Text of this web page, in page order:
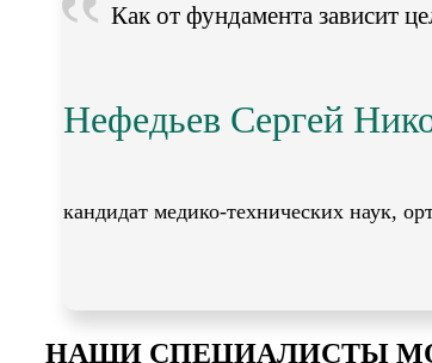
Как от фундамента зависит
Нефедьев Сергей
кандидат медико-технических наук,
НАШИ СПЕЦИАЛИСТЫ